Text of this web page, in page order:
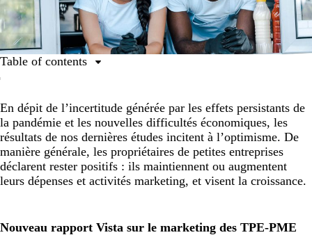
En dépit de l’incertitude générée par les effets persistants de
la pandémie et les nouvelles difficultés économiques, les
résultats de nos dernières études incitent à l’optimisme. De
manière générale, les propriétaires de petites entreprises
déclarent rester positifs : ils maintiennent ou augmentent
leurs dépenses et activités marketing, et visent la croissance.
Nouveau rapport Vista sur le marketing des TPE-PME
Table of contents
Dépenses et activités marketing des TPE-PME